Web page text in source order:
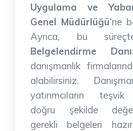
Uygulama ve
Genel Müdürlüğü‘ne
Ayrıca, bu
Belgelendirme
danışmanlık
alabilirsiniz.
yatırımcıların teşvik
doğru şekilde
gerekli belgeleri